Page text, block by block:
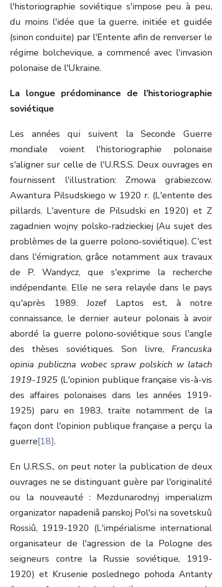
l'historiographie soviétique s'impose peu à peu,
du moins l'idée que la guerre, initiée et guidée
(sinon conduite) par l'Entente afin de renverser le
régime bolchevique, a commencé avec l'invasion
polonaise de l'Ukraine.
La longue prédominance de l'historiographie
soviétique
Les années qui suivent la Seconde Guerre
mondiale voient l'historiographie polonaise
s'aligner sur celle de l'U.R.S.S. Deux ouvrages en
fournissent l'illustration: Zmowa grabiezcow.
Awantura Pilsudskiego w 1920 r. (L'entente des
pillards. L'aventure de Pilsudski en 1920) et Z
zagadnien wojny polsko-radzieckiej (Au sujet des
problèmes de la guerre polono-soviétique). C'est
dans l'émigration, grâce notamment aux travaux
de P. Wandycz, que s'exprime la recherche
indépendante. Elle ne sera relayée dans le pays
qu'après 1989. Jozef Laptos est, à notre
connaissance, le dernier auteur polonais à avoir
abordé la guerre polono-soviétique sous l'angle
des thèses soviétiques. Son livre, Francuska
opinia publiczna wobec spraw polskich w latach
1919-1925 (L'opinion publique française vis-à-vis
des affaires polonaises dans les années 1919-
1925) paru en 1983, traite notamment de la
façon dont l'opinion publique française a perçu la
guerre[18].
En U.R.S.S., on peut noter la publication de deux
ouvrages ne se distinguant guère par l'originalité
ou la nouveauté : Mezdunarodnyj imperializm
organizator napadeniâ panskoj Pol'si na sovetskuû
Rossiû, 1919-1920 (L'impérialisme international
organisateur de l'agression de la Pologne des
seigneurs contre la Russie soviétique, 1919-
1920) et Krusenie poslednego pohoda Antanty